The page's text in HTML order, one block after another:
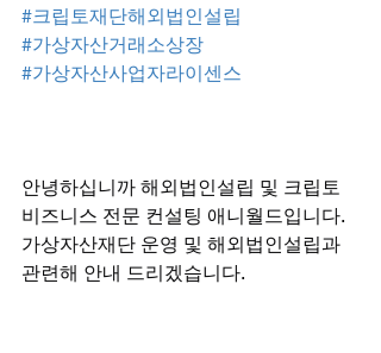
#크립토재단해외법인설립
#가상자산거래소상장
#가상자산사업자라이센스
안녕하십니까 해외법인설립 및 크립토
비즈니스 전문 컨설팅 애니월드입니다.
가상자산재단 운영 및 해외법인설립과
관련해 안내 드리겠습니다.